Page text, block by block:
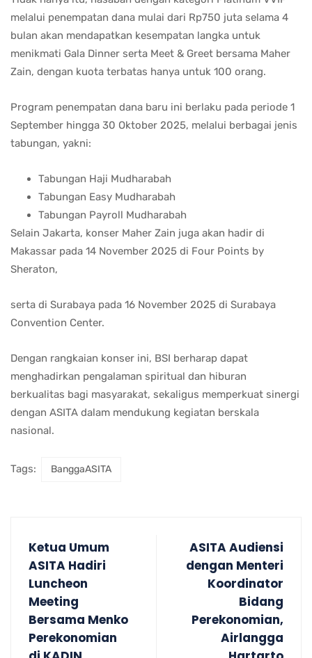
melalui penempatan dana mulai dari Rp750 juta selama 4
bulan akan mendapatkan kesempatan langka untuk
menikmati Gala Dinner serta Meet & Greet bersama Maher
Zain, dengan kuota terbatas hanya untuk 100 orang.
Program penempatan dana baru ini berlaku pada periode 1
September hingga 30 Oktober 2025, melalui berbagai jenis
tabungan, yakni:
Tabungan Haji Mudharabah
Tabungan Easy Mudharabah
Tabungan Payroll Mudharabah
Selain Jakarta, konser Maher Zain juga akan hadir di
Makassar pada 14 November 2025 di Four Points by
Sheraton,
serta di Surabaya pada 16 November 2025 di Surabaya
Convention Center.
Dengan rangkaian konser ini, BSI berharap dapat
menghadirkan pengalaman spiritual dan hiburan
berkualitas bagi masyarakat, sekaligus memperkuat sinergi
dengan ASITA dalam mendukung kegiatan berskala
nasional.
Tags: BanggaASITA
Ketua Umum
ASITA Hadiri
Luncheon
Meeting
Bersama Menko
Perekonomian
ASITA Audiensi
dengan Menteri
Koordinator
Bidang
Perekonomian,
Airlangga